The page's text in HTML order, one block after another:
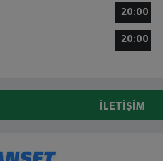
20:00
20:00
İLETIŞIM